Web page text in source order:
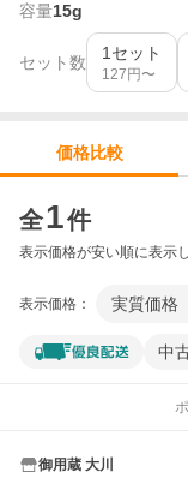
容量15g
セット数 1セット
127 円〜
価格比較
全1件
表示価格が安い順に表示
表示価格： 実質価格
中
御用蔵 大川